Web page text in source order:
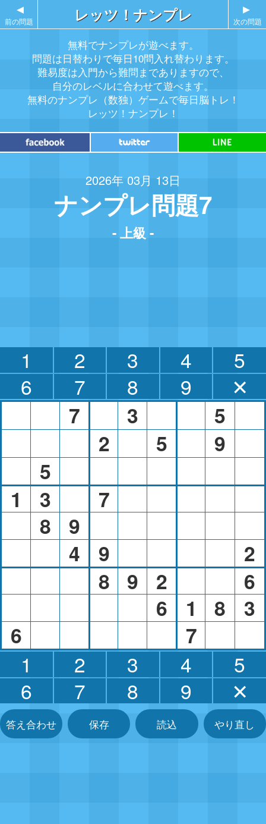
レッツ！ナンプレ
無料でナンプレが遊べます。
問題は日替わりで毎日10問入れ替わります。
難易度は入門から難問までありますので、
自分のレベルに合わせて遊べます。
無料のナンプレ（数独）ゲームで毎日脳トレ！
レッツ！ナンプレ！
2026年 03月 13日
ナンプレ問題7
- 上級 -
▲
前の問題
▲
次の問題
1 2 3 4
5
6
7 8 9 ✕
7 3
5
2
5
9
5
1
3
7
8
9
4
9
2
8
9 2
6
6
1 8
3
6
7
1 2 3 4
5
6
7 8 9 ✕
答え合わせ 保存 読込 やり直し